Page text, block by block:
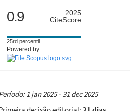
citescore
0.9
2025
CiteScore
25rd percentil
Powered by
1 jan 2025 - 31 dec 2025